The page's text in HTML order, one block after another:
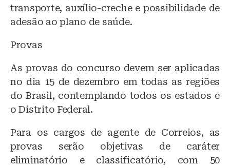
transporte, auxílio-creche e possibilidade de
adesão ao plano de saúde.
Provas
As provas do concurso devem ser aplicadas
no dia 15 de dezembro em todas as regiões
do Brasil, contemplando todos os estados e
o Distrito Federal.
Para os cargos de agente de Correios, as
provas serão objetivas de caráter
eliminatório e classificatório, com 50